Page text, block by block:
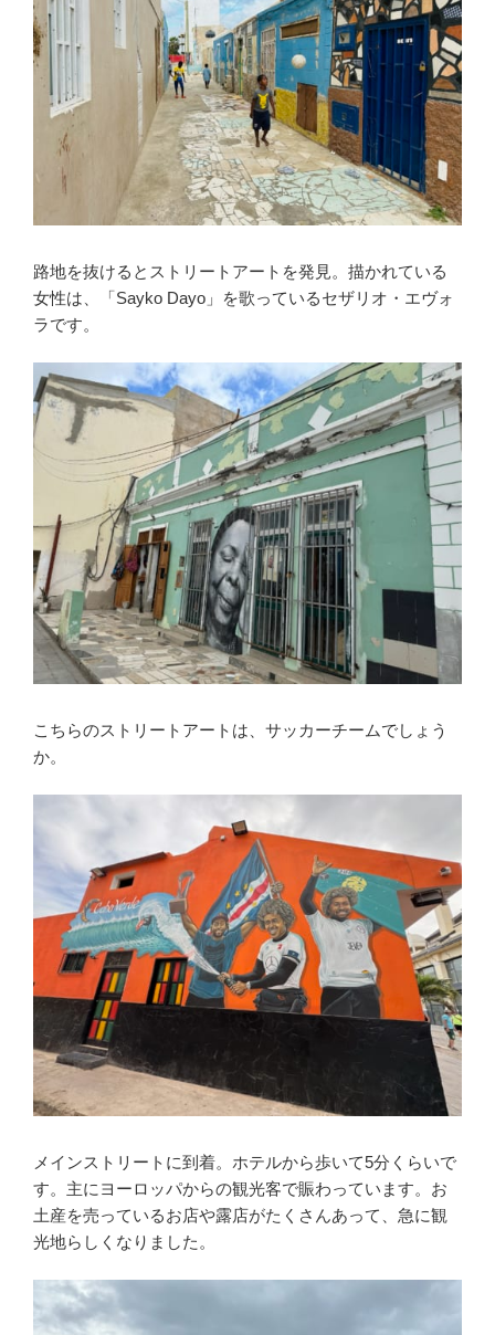
路地を抜けるとストリートアートを発見。描かれている
女性は、「Sayko Dayo」を歌っているセザリオ・エヴォ
ラです。
こちらのストリートアートは、サッカーチームでしょう
か。
メインストリートに到着。ホテルから歩いて5分くらいで
す。主にヨーロッパからの観光客で賑わっています。お
土産を売っているお店や露店がたくさんあって、急に観
光地らしくなりました。